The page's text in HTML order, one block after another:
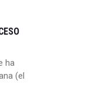
ha
(el